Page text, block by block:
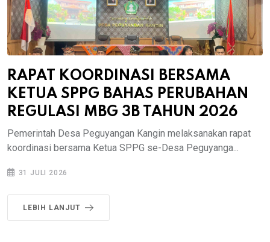
RAPAT KOORDINASI BERSAMA
KETUA SPPG BAHAS PERUBAHAN
REGULASI MBG 3B TAHUN 2026
Pemerintah Desa Peguyangan Kangin melaksanakan rapat
koordinasi bersama Ketua SPPG se-Desa Peguyanga...
31 JULI 2026
LEBIH LANJUT